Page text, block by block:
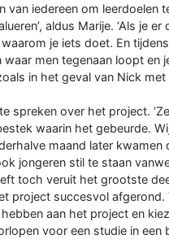
van iedereen om leerdoelen
aldus Marije. ‘Als je
je iets doet. En
waar men tegenaan loopt en
in het geval van Nick met
spreken over het project.
waarin het gebeurde.
maand later
jongeren stil te staan
toch veruit het grootste
project succesvol afgerond.
aan het project en
voor een studie in een